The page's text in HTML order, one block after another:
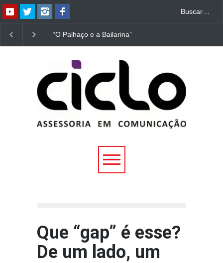
“O Palhaço e a Bailarina”
estreia hoje (1º) em
Uberlândia
Uberlândia
Que “gap” é esse?
De um lado, um